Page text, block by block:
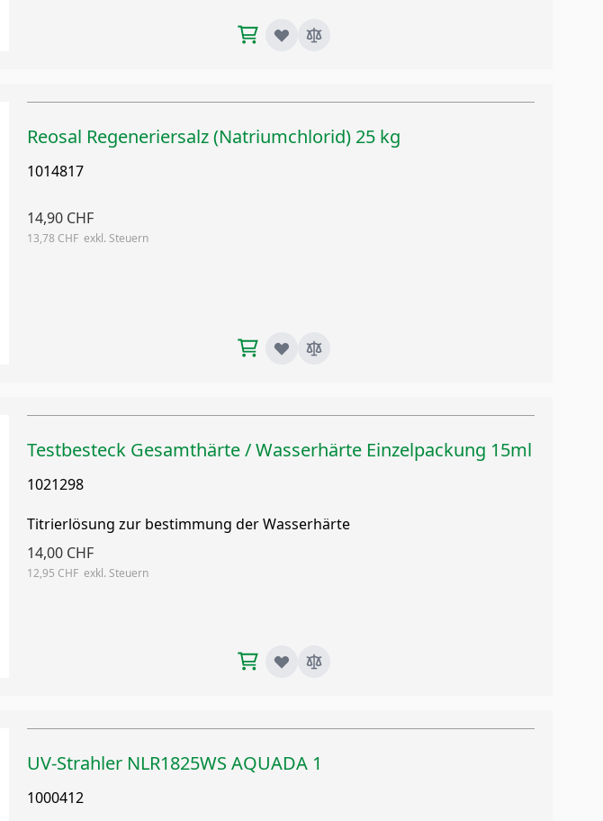
Reosal Regeneriersalz (Natriumchlorid) 25 kg
1014817
14,90 CHF
13,78 CHF
Testbesteck Gesamthärte / Wasserhärte Einzelpackung 15ml
1021298
Titrierlösung zur bestimmung der Wasserhärte
14,00 CHF
12,95 CHF
UV-Strahler NLR1825WS AQUADA 1
1000412